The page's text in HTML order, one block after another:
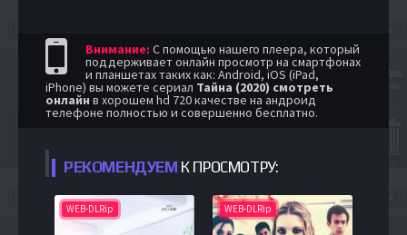
Внимание: С помощью нашего плеера, который
поддерживает онлайн просмотр на смартфонах
и планшетах таких как: Android, iOS (iPad,
iPhone) вы можете сериал Тайна (2020) смотреть
онлайн в хорошем hd 720 качестве на андроид
телефоне полностью и совершенно бесплатно.
РЕКОМЕНДУЕМ К ПРОСМОТРУ:
WEB-DLRip WEB-DLRip